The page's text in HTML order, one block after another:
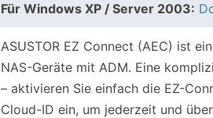
Für Windows XP / Server 2003:
ASUSTOR EZ Connect (AEC) ist
NAS-Geräte mit ADM. Eine
– aktivieren Sie einfach die EZ-
Cloud-ID ein, um jederzeit und